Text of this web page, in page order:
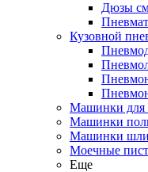
Дюзы
Кузовной
Машинки для
Машинки
Машинки
Моечные
Еще